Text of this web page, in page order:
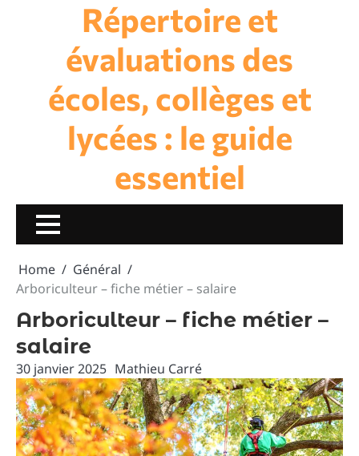
Répertoire et
évaluations des
écoles, collèges et
lycées : le guide
essentiel
Home
Général
Arboriculteur – fiche métier – salaire
Arboriculteur – fiche métier –
salaire
30 janvier 2025 Mathieu Carré